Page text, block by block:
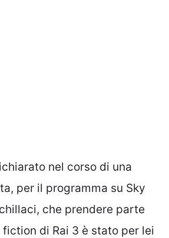
nel corso di una
per il programma su Sky
che prendere parte
di Rai 3 è stato per lei